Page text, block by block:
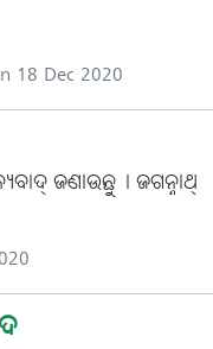
18 Dec 2020
ଜଣାଉଛୁ। ଜଗନ୍ନାଥ୍